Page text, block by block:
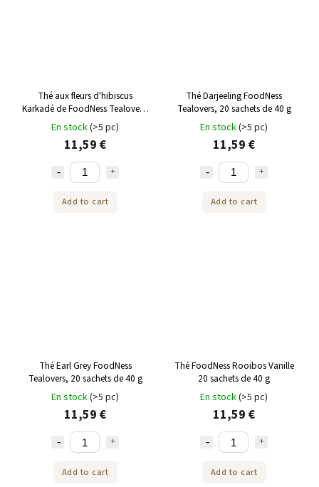
Thé aux fleurs d'hibiscus
Karkadé de FoodNess Tealovers,
20 sachets de 40 g
En stock(>5 pc)
11,59 €
Add to cart
Thé Darjeeling FoodNess
Tealovers, 20 sachets de 40 g
En stock(>5 pc)
11,59 €
Add to cart
Thé Earl Grey FoodNess
Tealovers, 20 sachets de 40 g
En stock(>5 pc)
11,59 €
Add to cart
Thé FoodNess Rooibos Vanille
20 sachets de 40 g
En stock(>5 pc)
11,59 €
Add to cart